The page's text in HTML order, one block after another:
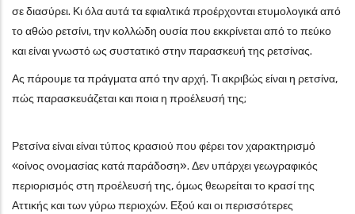
σε διασύρει. Κι όλα αυτά τα εφιαλτικά προέρχονται ετυμολογικά από
το αθώο ρετσίνι, την κολλώδη ουσία που εκκρίνεται από το πεύκο
και είναι γνωστό ως συστατικό στην παρασκευή της ρετσίνας.
Ας πάρουμε τα πράγματα από την αρχή. Τι ακριβώς είναι η ρετσίνα,
πώς παρασκευάζεται και ποια η προέλευσή της;
Ρετσίνα είναι είναι τύπος κρασιού που φέρει τον χαρακτηρισμό
«οίνος ονομασίας κατά παράδοση». Δεν υπάρχει γεωγραφικός
περιορισμός στη προέλευσή της, όμως θεωρείται το κρασί της
Αττικής και των γύρω περιοχών. Εξού και οι περισσότερες